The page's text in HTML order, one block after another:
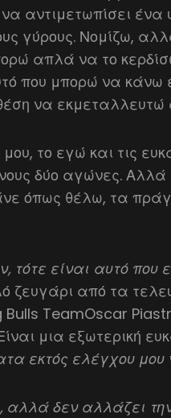
αντιμετωπίσει ένα
γύρους. Νομίζω,
απλά να το
που μπορώ να κάνω
να εκμεταλλευτώ
το εγώ και τις
δύο αγώνες.
όπως θέλω, τα
τότε είναι αυτό που
ζευγάρι από τα
TeamOscar
μια εξωτερική
εκτός ελέγχου μου
αλλά δεν αλλάζει